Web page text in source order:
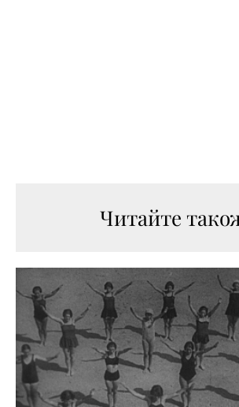
Читайте